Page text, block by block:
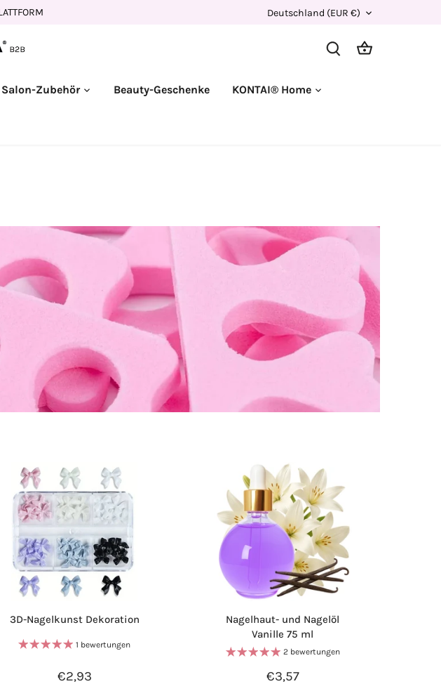
Währung
Deutschland (EUR €)
Salon-Zubehör Beauty-Geschenke KONTAI® Home
3D-Nagelkunst Dekoration
1 bewertungen
€2,93
Nagelhaut- und Nagelöl
Vanille 75 ml
2 bewertungen
€3,57